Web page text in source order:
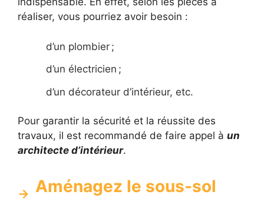
réaliser, vous pourriez avoir besoin :
d’un plombier ;
d’un électricien ;
d’un décorateur d’intérieur, etc.
Pour garantir la sécurité et la réussite des
travaux, il est recommandé de faire appel à un
architecte d’intérieur.
Aménagez le sous-sol